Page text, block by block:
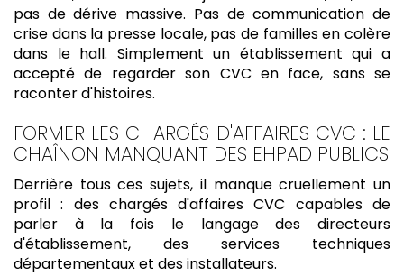
pas de dérive massive. Pas de communication de
crise dans la presse locale, pas de familles en colère
dans le hall. Simplement un établissement qui a
accepté de regarder son CVC en face, sans se
raconter d'histoires.
FORMER LES CHARGÉS D'AFFAIRES CVC : LE
CHAÎNON MANQUANT DES EHPAD PUBLICS
Derrière tous ces sujets, il manque cruellement un
profil : des chargés d'affaires CVC capables de
parler à la fois le langage des directeurs
d'établissement, des services techniques
départementaux et des installateurs.